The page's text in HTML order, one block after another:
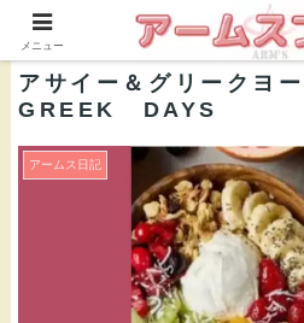
株式会社ＡＲＭ’Ｓ
アサイー＆グリークヨ
GREEK DAYS
アームス日記
メニュー